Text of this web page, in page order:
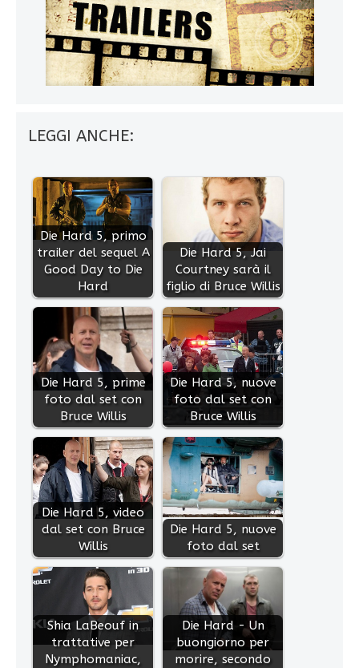
LEGGI ANCHE:
Die Hard 5, primo
trailer del sequel A
Good Day to Die
Hard
Die Hard 5, Jai
Courtney sarà il
figlio di Bruce Willis
Die Hard 5, prime
foto dal set con
Bruce Willis
Die Hard 5, nuove
foto dal set con
Bruce Willis
Die Hard 5, video
dal set con Bruce
Willis
Die Hard 5, nuove
foto dal set
Shia LaBeouf in
trattative per
Nymphomaniac,
Die Hard - Un
buongiorno per
morire, secondo